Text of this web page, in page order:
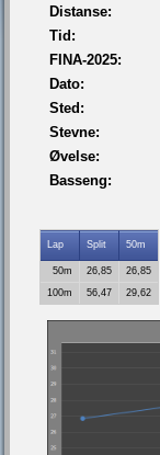
Distanse:
Tid:
FINA-2025:
Dato:
Sted:
Stevne:
Øvelse:
Basseng:
Lap Split 50m
50m 26,85
26,85
100m
56,47 29,62